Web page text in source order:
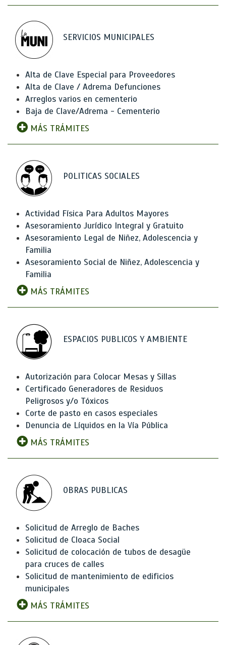
SERVICIOS MUNICIPALES
Alta de Clave Especial para Proveedores
Alta de Clave / Adrema Defunciones
Arreglos varios en cementerio
Baja de Clave/Adrema - Cementerio
MÁS TRÁMITES
POLITICAS SOCIALES
Actividad Física Para Adultos Mayores
Asesoramiento Jurídico Integral y Gratuito
Asesoramiento Legal de Niñez, Adolescencia y
Familia
Asesoramiento Social de Niñez, Adolescencia y
Familia
MÁS TRÁMITES
ESPACIOS PUBLICOS Y AMBIENTE
Autorización para Colocar Mesas y Sillas
Certificado Generadores de Residuos
Peligrosos y/o Tóxicos
Corte de pasto en casos especiales
Denuncia de Líquidos en la Vía Pública
MÁS TRÁMITES
OBRAS PUBLICAS
Solicitud de Arreglo de Baches
Solicitud de Cloaca Social
Solicitud de colocación de tubos de desagüe
para cruces de calles
Solicitud de mantenimiento de edificios
municipales
MÁS TRÁMITES